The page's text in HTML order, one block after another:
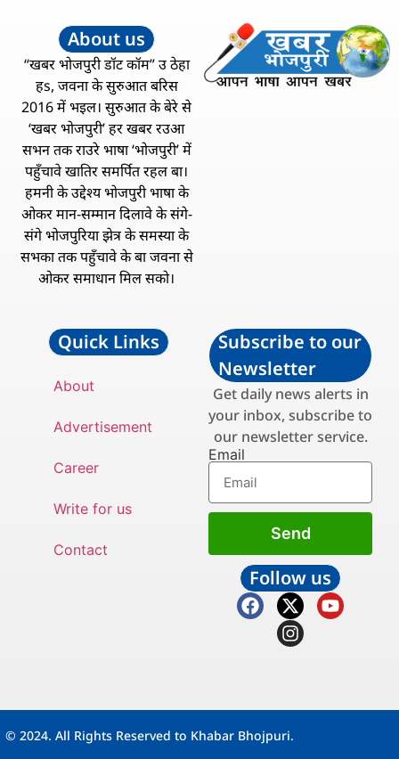
About us
“खबर भोजपुरी डॉट कॉम” उ ठेहा
हs, जवना के सुरुआत बरिस
2016 में भइल। सुरुआत के बेरे से
‘खबर भोजपुरी’ हर खबर रउआ
सभन तक राउरे भाषा ‘भोजपुरी’ में
पहुँचावे खातिर समर्पित रहल बा।
हमनी के उद्देश्य भोजपुरी भाषा के
ओकर मान-सम्मान दिलावे के संगे-
संगे भोजपुरिया झेत्र के समस्या के
सभका तक पहुँचावे के बा जवना से
ओकर समाधान मिल सको।
Quick Links
About
Advertisement
Career
Write for us
Contact
Subscribe to our
Newsletter
Get daily news alerts in
your inbox, subscribe to
our newsletter service.
Email
Send
Follow us
© 2024. All Rights Reserved to Khabar Bhojpuri.